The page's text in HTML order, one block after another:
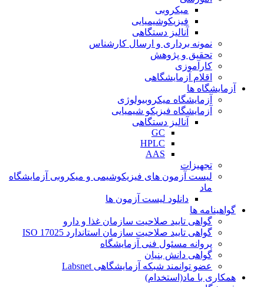
میکروبی
فیزیکوشیمیایی
آنالیز دستگاهی
نمونه برداری و ارسال کارشناس
تحقیق و پژوهش
کارآموزی
اقلام آزمایشگاهی
آزمایشگاه ها
آزمایشگاه میکروبیولوژی
آزمایشگاه فیزیکو شیمیایی
آنالیز دستگاهی
GC
HPLC
AAS
تجهیزات
لیست آزمون های فیزیکوشیمی و میکروبی آزمایشگاه
ماد
دانلود لیست آزمون ها
گواهینامه ها
گواهی تایید صلاحیت سازمان غذا و دارو
گواهی تایید صلاحیت سازمان استاندارد ISO 17025
پروانه مسئول فنی آزمایشگاه
گواهی دانش بنیان
عضو توانمند شبکه آزمایشگاهی Labsnet
همکاری با ماد(استخدام)